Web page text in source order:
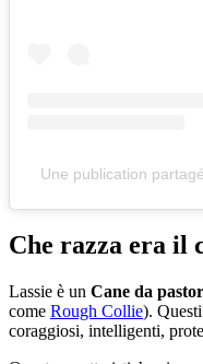
Une publication
Che razza era il
Lassie è un Cane da
come Rough Collie).
coraggiosi, intelligenti,